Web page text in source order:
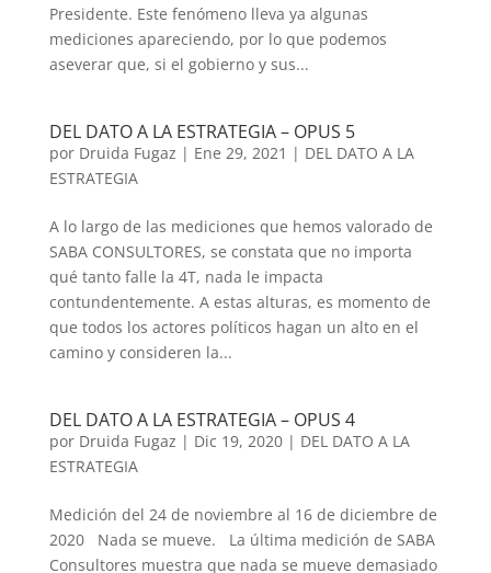
Presidente. Este fenómeno lleva ya algunas
mediciones apareciendo, por lo que podemos
aseverar que, si el gobierno y sus...
DEL DATO A LA ESTRATEGIA – OPUS 5
por Druida Fugaz | Ene 29, 2021 | DEL DATO A LA
ESTRATEGIA
A lo largo de las mediciones que hemos valorado de
SABA CONSULTORES, se constata que no importa
qué tanto falle la 4T, nada le impacta
contundentemente. A estas alturas, es momento de
que todos los actores políticos hagan un alto en el
camino y consideren la...
DEL DATO A LA ESTRATEGIA – OPUS 4
por Druida Fugaz | Dic 19, 2020| DEL DATO A LA
ESTRATEGIA
Medición del 24 de noviembre al 16 de diciembre de
2020 Nada se mueve. La última medición de SABA
Consultores muestra que nada se mueve demasiado